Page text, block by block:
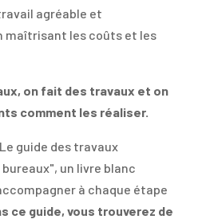
agréable et
maîtrisant les coûts et les
on fait des travaux et on
comment les réaliser.
guide des travaux
un livre blanc
à chaque étape
ce guide, vous trouverez de